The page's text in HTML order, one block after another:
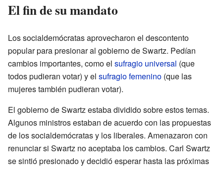
El fin de su mandato
Los socialdemócratas aprovecharon el descontento
popular para presionar al gobierno de Swartz. Pedían
cambios importantes, como el sufragio universal (que
todos pudieran votar) y el sufragio femenino (que las
mujeres también pudieran votar).
El gobierno de Swartz estaba dividido sobre estos temas.
Algunos ministros estaban de acuerdo con las propuestas
de los socialdemócratas y los liberales. Amenazaron con
renunciar si Swartz no aceptaba los cambios. Carl Swartz
se sintió presionado y decidió esperar hasta las próximas